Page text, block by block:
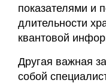
показателями и
длительности
квантовой
Другая важная
собой